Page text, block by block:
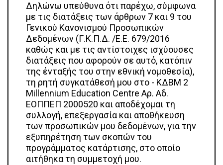
Δηλώνω υπεύθυνα ότι παρέχω, σύμφωνα
με τις διατάξεις των άρθρων 7 και 9 του
Γενικού Κανονισμού Προσωπικών
Δεδομένων (Γ.Κ.Π.Δ. /Ε.Ε. 679/2016
καθώς και με τις αντίστοιχες ισχύουσες
διατάξεις που αφορούν σε αυτό, κατόπιν
της ένταξής του στην εθνική νομοθεσία),
τη ρητή συγκατάθεσή μου στο - ΚΔΒΜ 2
Millennium Education Centre Αρ. Αδ.
ΕΟΠΠΕΠ 2000520 και αποδέχομαι τη
συλλογή, επεξεργασία και αποθήκευση
των προσωπικών μου δεδομένων, για την
εξυπηρέτηση των σκοπών του
προγράμματος κατάρτισης, στο οποίο
αιτήθηκα τη συμμετοχή μου.